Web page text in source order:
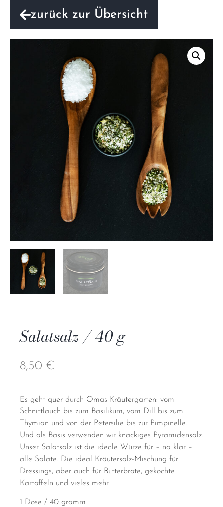
zurück zur Übersicht
Salatsalz / 40 g
8,50 €
Es geht quer durch Omas Kräutergarten: vom
Schnittlauch bis zum Basilikum, vom Dill bis zum
Thymian und von der Petersilie bis zur Pimpinelle.
Und als Basis verwenden wir knackiges Pyramidensalz.
Unser Salatsalz ist die ideale Würze für – na klar –
alle Salate. Die ideal Kräutersalz-Mischung für
Dressings, aber auch für Butterbrote, gekochte
Kartoffeln und vieles mehr.
1 Dose / 40 gramm